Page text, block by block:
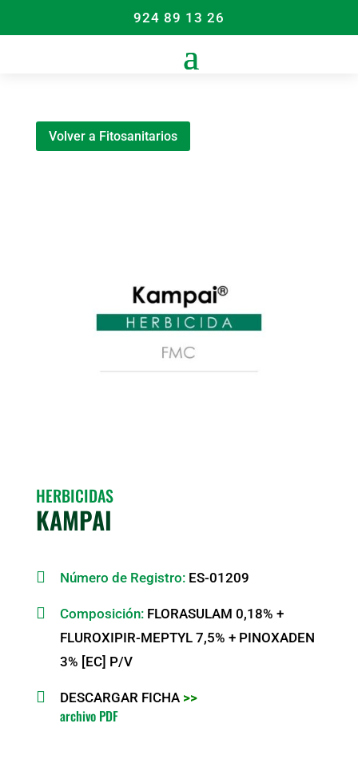
924 89 13 26
Volver a Fitosanitarios
HERBICIDAS
KAMPAI
 Número de Registro:ES-01209
 Composición:FLORASULAM 0,18% +
FLUROXIPIR-MEPTYL 7,5% + PINOXADEN
3% [EC] P/V
 DESCARGAR FICHA >>
archivo PDF